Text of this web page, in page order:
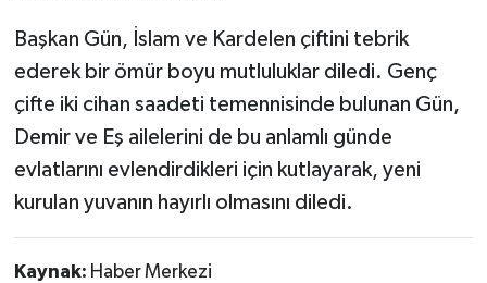
Başkan Gün, İslam ve Kardelen çiftini tebrik
ederek bir ömür boyu mutluluklar diledi. Genç
çifte iki cihan saadeti temennisinde bulunan Gün,
Demir ve Eş ailelerini de bu anlamlı günde
evlatlarını evlendirdikleri için kutlayarak, yeni
kurulan yuvanın hayırlı olmasını diledi.
Kaynak: Haber Merkezi